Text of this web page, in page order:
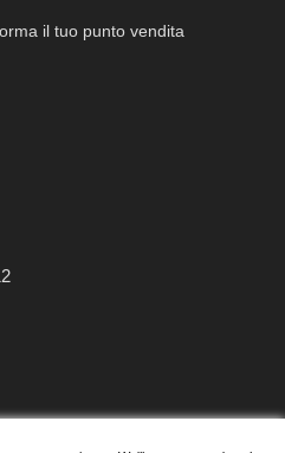
il tuo punto vendita